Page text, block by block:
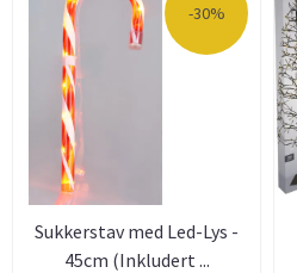
-30%
Sukkerstav med Led-Lys -
45cm (Inkludert ...